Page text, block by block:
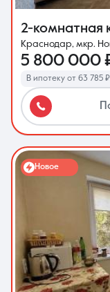
2-комнатная
Краснодар, мкр.
5 800 000
В ипотеку от 63 785
Новое